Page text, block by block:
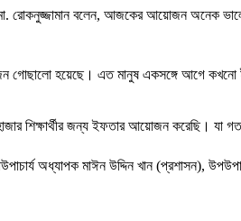
মো. রোকনুজ্জামান বলেন, আজকের আয়োজন অনেক
হয়েছে। এত মানুষ একসঙ্গে আগে কখনো
শিক্ষার্থীর জন্য ইফতার আয়োজন করেছি। যা
অধ্যাপক মাঈন উদ্দিন খান (প্রশাসন),